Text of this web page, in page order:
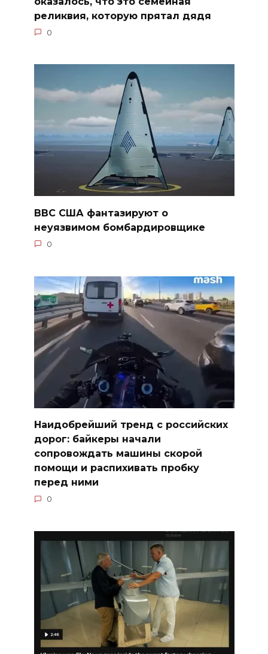
реликвия, которую прятал дядя
0
ВВС США фантазируют о
неуязвимом бомбардировщике
0
Наидобрейший тренд с российских
дорог: байкеры начали
сопровождать машины скорой
помощи и распихивать пробку
перед ними
0